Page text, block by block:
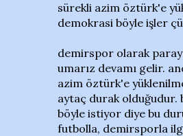
sürekli azim öztürk'e
demokrasi böyle işler
demirspor olarak
umarız devamı gelir.
azim öztürk'e
aytaç durak olduğudur.
böyle istiyor diye bu
futbolla, demirsporla